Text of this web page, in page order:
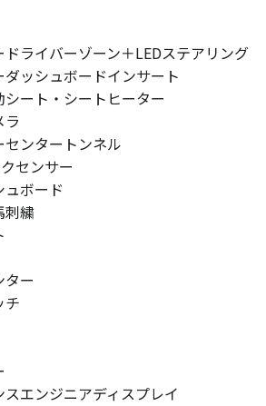
ライバーゾーン＋LEDステアリング
ッシュボードインサート
ート・シートヒーター
ラ
ンタートンネル
センサー
ボード
刺繍
ー
チ
エンジニアディスプレイ